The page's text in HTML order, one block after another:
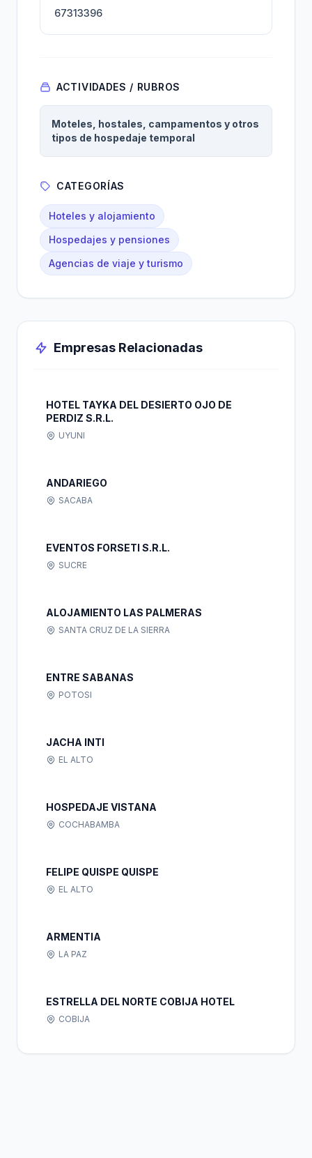
67313396
ACTIVIDADES / RUBROS
Moteles, hostales, campamentos y otros
tipos de hospedaje temporal
CATEGORÍAS
Hoteles y alojamiento
Hospedajes y pensiones
Agencias de viaje y turismo
Empresas Relacionadas
HOTEL TAYKA DEL DESIERTO OJO DE
PERDIZ S.R.L.
UYUNI
ANDARIEGO
SACABA
EVENTOS FORSETI S.R.L.
SUCRE
ALOJAMIENTO LAS PALMERAS
SANTA CRUZ DE LA SIERRA
ENTRE SABANAS
POTOSI
JACHA INTI
EL ALTO
HOSPEDAJE VISTANA
COCHABAMBA
FELIPE QUISPE QUISPE
EL ALTO
ARMENTIA
LA PAZ
ESTRELLA DEL NORTE COBIJA HOTEL
COBIJA